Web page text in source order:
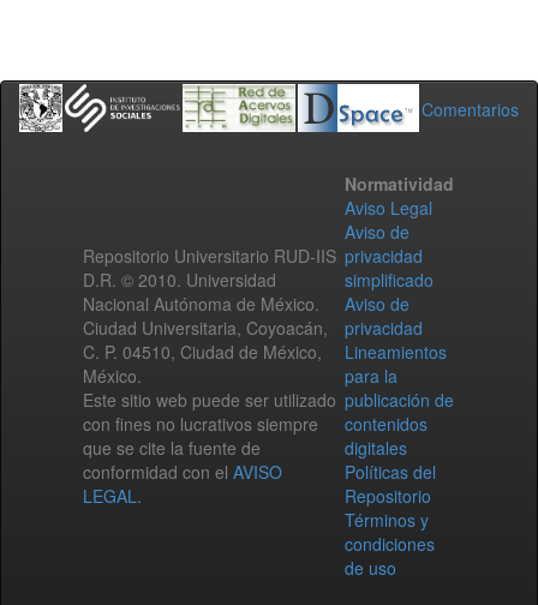
Comentarios
Repositorio Universitario RUD-IIS
D.R. © 2010. Universidad
Nacional Autónoma de México.
Ciudad Universitaria, Coyoacán,
C. P. 04510, Ciudad de México,
México.
Este sitio web puede ser utilizado
con fines no lucrativos siempre
que se cite la fuente de
conformidad con el AVISO
LEGAL.
Normatividad
Aviso Legal
Aviso de
privacidad
simplificado
Aviso de
privacidad
Lineamientos
para la
publicación de
contenidos
digitales
Políticas del
Repositorio
Términos y
condiciones
de uso